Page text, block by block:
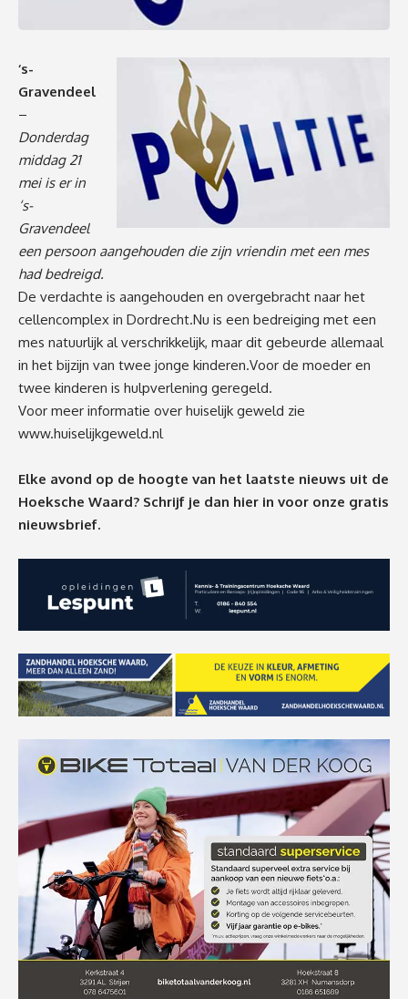
‘s-
Gravendeel
–
Donderdag
middag 21
mei is er in
‘s-
Gravendeel
een persoon aangehouden die zijn vriendin met een mes
had bedreigd.
De verdachte is aangehouden en overgebracht naar het
cellencomplex in Dordrecht.Nu is een bedreiging met een
mes natuurlijk al verschrikkelijk, maar dit gebeurde allemaal
in het bijzijn van twee jonge kinderen.Voor de moeder en
twee kinderen is hulpverlening geregeld.
Voor meer informatie over huiselijk geweld zie
www.huiselijkgeweld.nl
Elke avond op de hoogte van het laatste nieuws uit de
Hoeksche Waard? Schrijf je dan hier in voor onze gratis
nieuwsbrief.